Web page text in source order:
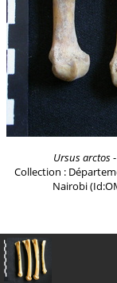
Ursus arctos-
Collection :
Nairobi